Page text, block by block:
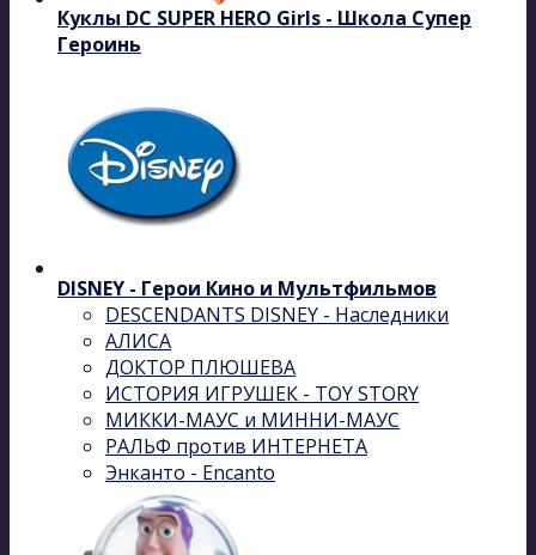
Куклы DC SUPER HERO Girls - Школа Супер
Героинь
DISNEY - Герои Кино и Мультфильмов
DESCENDANTS DISNEY - Наследники
АЛИСА
ДОКТОР ПЛЮШЕВА
ИСТОРИЯ ИГРУШЕК - TOY STORY
МИККИ-МАУС и МИННИ-МАУС
РАЛЬФ против ИНТЕРНЕТА
Энканто - Encanto